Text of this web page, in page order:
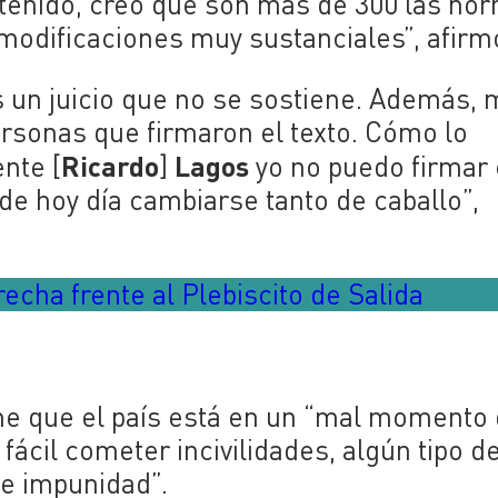
muy sustanciales”,
juicio que no se sostiene. Además,
que firmaron el texto. Cómo lo
[Ricardo] Lagosyo no puedo firmar
hoy día cambiarse tanto de caballo”,
frente al Plebiscito de Salida
que el país está en un “mal momento
cometer incivilidades, algún tipo
impunidad”.